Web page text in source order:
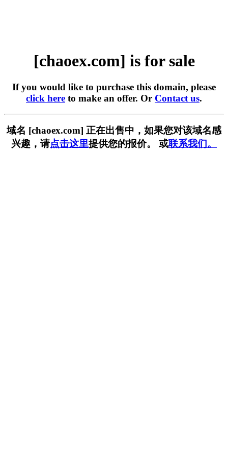
[chaoex.com] is for sale
If you would like to purchase this domain, please
click here to make an offer. Or Contact us.
域名 [chaoex.com] 正在出售中，如果您对该域名感
兴趣，请点击这里提供您的报价。 或联系我们。